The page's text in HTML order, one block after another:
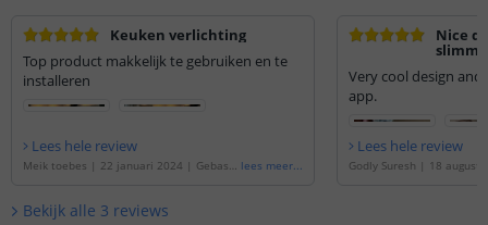
Keuken verlichting
Top product makkelijk te gebruiken en te
installeren
Lees hele review
Meik toebes | 22 januari 2024 | Gebase
lees meer...
Nice
slimme
Very cool design
app.
Lees hele review
Godly Suresh | 18
Bekijk alle 3 reviews